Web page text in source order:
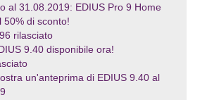
al 31.08.2019: EDIUS Pro 9 Home
50% di sconto!
rilasciato
9.40 disponibile ora!
un'anteprima di EDIUS 9.40 al